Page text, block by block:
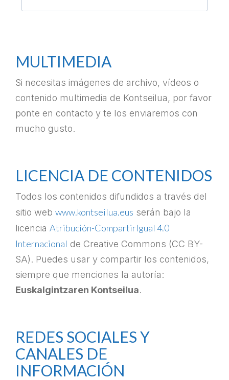
MULTIMEDIA
Si necesitas imágenes de archivo, vídeos o
contenido multimedia de Kontseilua, por favor
ponte en contacto y te los enviaremos con
mucho gusto.
LICENCIA DE CONTENIDOS
Todos los contenidos difundidos a través del
sitio web www.kontseilua.eus serán bajo la
licencia Atribución-CompartirIgual 4.0
Internacional de Creative Commons (CC BY-
SA). Puedes usar y compartir los contenidos,
siempre que menciones la autoría:
Euskalgintzaren Kontseilua.
REDES SOCIALES Y
CANALES DE
INFORMACIÓN